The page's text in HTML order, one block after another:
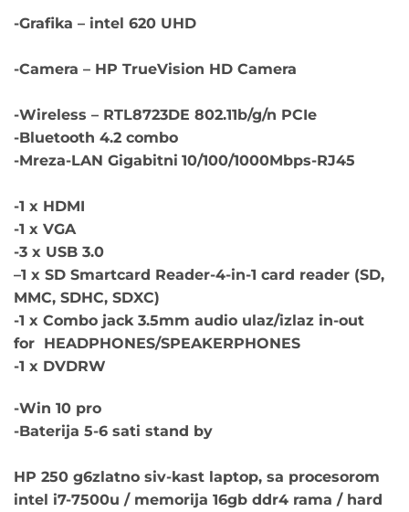
-Grafika – intel 620 UHD
-Camera – HP TrueVision HD Camera
-Wireless – RTL8723DE 802.11b/g/n PCIe
-Bluetooth 4.2 combo
-Mreza-LAN Gigabitni 10/100/1000Mbps-RJ45
-1 x HDMI
-1 x VGA
-3 x USB 3.0
–1 x SD Smartcard Reader-4-in-1 card reader (SD,
MMC, SDHC, SDXC)
-1 x Combo jack 3.5mm audio ulaz/izlaz in-out
for HEADPHONES/SPEAKERPHONES
-1 x DVDRW
-Win 10 pro
-Baterija 5-6 sati stand by
HP 250 g6zlatno siv-kast laptop, sa procesorom
intel i7-7500u / memorija 16gb ddr4 rama / hard